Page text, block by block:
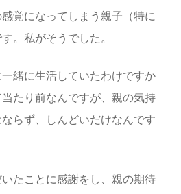
覚になってしまう親子（特に
。私がそうでした。
緒に生活していたわけですか
たり前なんですが、親の気持
らず、しんどいだけなんです
たことに感謝をし、親の期待